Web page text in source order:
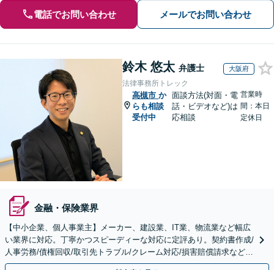
電話でお問い合わせ メールでお問い合わせ
鈴木 悠太 弁護士 大阪府
法律事務所トレック
高槻市 か
らも相談
受付中
面談方法(対面・電
話・ビデオなど)は
応相談
営業時
間：本日
定休日
金融・保険業界
【中小企業、個人事業主】メーカー、建設業、IT業、物流業など幅広
い業界に対応。丁寧かつスピーディーな対応に定評あり。契約書作成/
人事労務/債権回収/取引先トラブル/クレーム対応/損害賠償請求など。
【顧問／スポット対応可】【Web面談可】